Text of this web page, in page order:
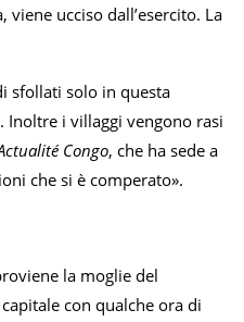
ucciso dall’esercito. La
sfollati solo in questa
Inoltre i villaggi vengono rasi
Congo, che ha sede a
che si è comperato».
la moglie del
con qualche ora di